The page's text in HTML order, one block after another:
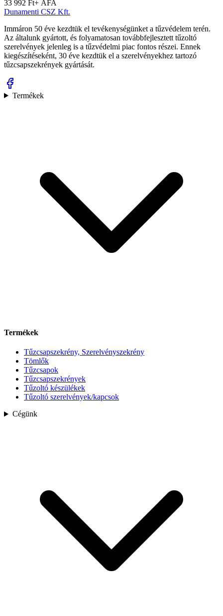
33 992 Ft+ ÁFA
Dunamenti CSZ Kft.
Immáron 50 éve kezdtük el tevékenységünket a tűzvédelem terén.
Az általunk gyártott, és folyamatosan továbbfejlesztett tűzoltó
szerelvények jelenleg is a tűzvédelmi piac fontos részei. Ennek
kiegészítéseként, 30 éve kezdtük el a szerelvényekhez tartozó
tűzcsapszekrények gyártását.
Termékek
Termékek
Tűzcsapszekrény, Szerelvényszekrény
Tömlők
Tűzcsapok
Tűzcsapszekrények
Tűzoltó készülékek
Tűzoltó szerelvények/kapcsok
Cégünk